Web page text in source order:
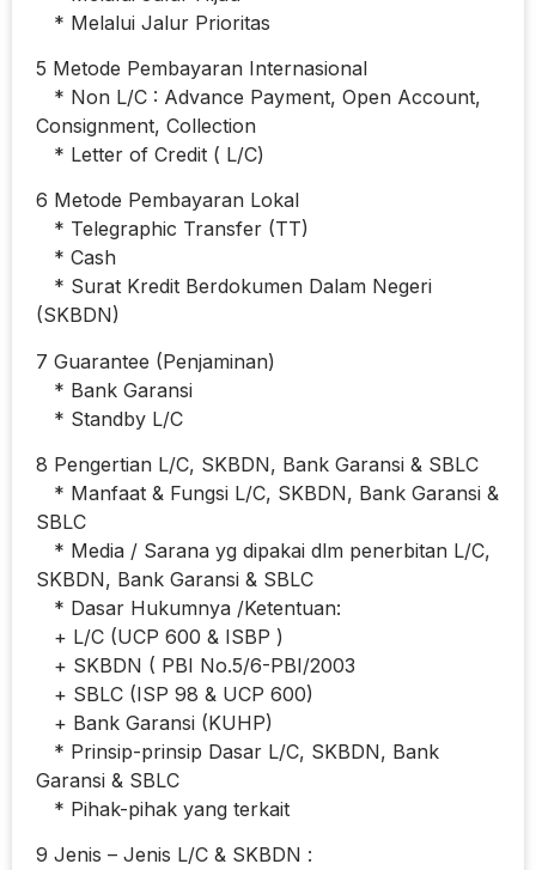
* Melalui Jalur Prioritas
5 Metode Pembayaran Internasional
* Non L/C : Advance Payment, Open Account,
Consignment, Collection
* Letter of Credit ( L/C)
6 Metode Pembayaran Lokal
* Telegraphic Transfer (TT)
* Cash
* Surat Kredit Berdokumen Dalam Negeri
(SKBDN)
7 Guarantee (Penjaminan)
* Bank Garansi
* Standby L/C
8 Pengertian L/C, SKBDN, Bank Garansi & SBLC
* Manfaat & Fungsi L/C, SKBDN, Bank Garansi &
SBLC
* Media / Sarana yg dipakai dlm penerbitan L/C,
SKBDN, Bank Garansi & SBLC
* Dasar Hukumnya /Ketentuan:
+ L/C (UCP 600 & ISBP )
+ SKBDN ( PBI No.5/6-PBI/2003
+ SBLC (ISP 98 & UCP 600)
+ Bank Garansi (KUHP)
* Prinsip-prinsip Dasar L/C, SKBDN, Bank
Garansi & SBLC
* Pihak-pihak yang terkait
9 Jenis – Jenis L/C & SKBDN :